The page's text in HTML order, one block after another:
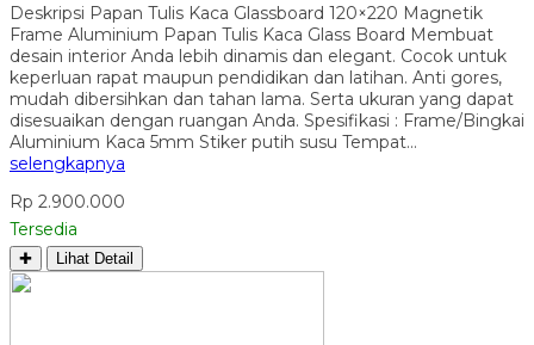
Deskripsi Papan Tulis Kaca Glassboard 120×220 Magnetik
Frame Aluminium Papan Tulis Kaca Glass Board Membuat
desain interior Anda lebih dinamis dan elegant. Cocok untuk
keperluan rapat maupun pendidikan dan latihan. Anti gores,
mudah dibersihkan dan tahan lama. Serta ukuran yang dapat
disesuaikan dengan ruangan Anda. Spesifikasi : Frame/Bingkai
Aluminium Kaca 5mm Stiker putih susu Tempat…
selengkapnya
Rp 2.900.000
Tersedia
✚ Lihat Detail